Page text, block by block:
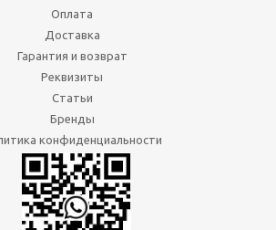
Оплата
Доставка
Гарантия и возврат
Реквизиты
Статьи
Бренды
конфиденциальности